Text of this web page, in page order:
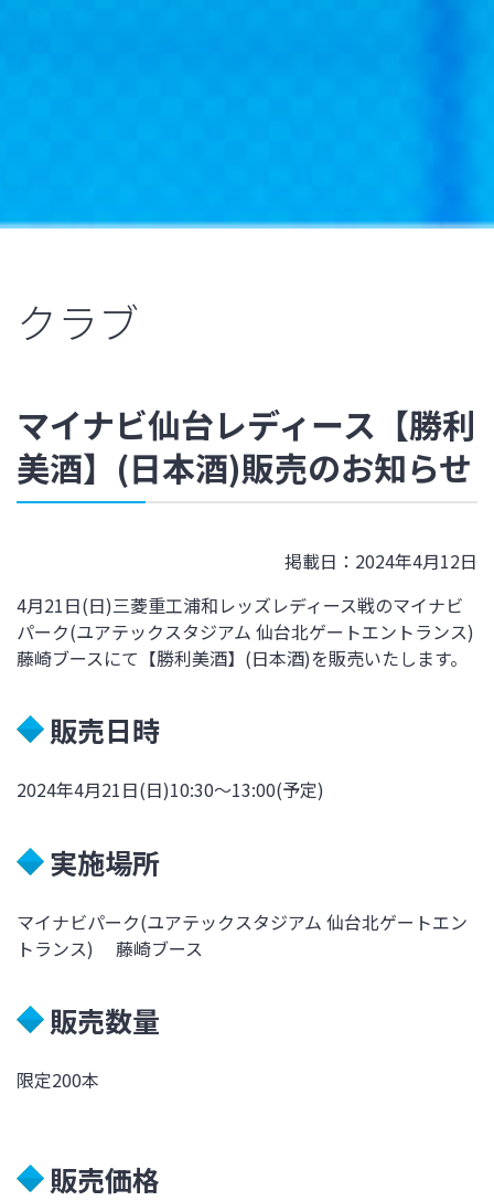
クラブ
マイナビ仙台レディース【勝利
美酒】(日本酒)販売のお知らせ
掲載日：2024年4月12日
4月21日(日)三菱重工浦和レッズレディース戦のマイナビ
パーク(ユアテックスタジアム 仙台北ゲートエントランス)
藤崎ブースにて【勝利美酒】(日本酒)を販売いたします。
販売日時
2024年4月21日(日)10:30～13:00(予定)
実施場所
マイナビパーク(ユアテックスタジアム 仙台北ゲートエン
トランス) 藤崎ブース
販売数量
限定200本
販売価格